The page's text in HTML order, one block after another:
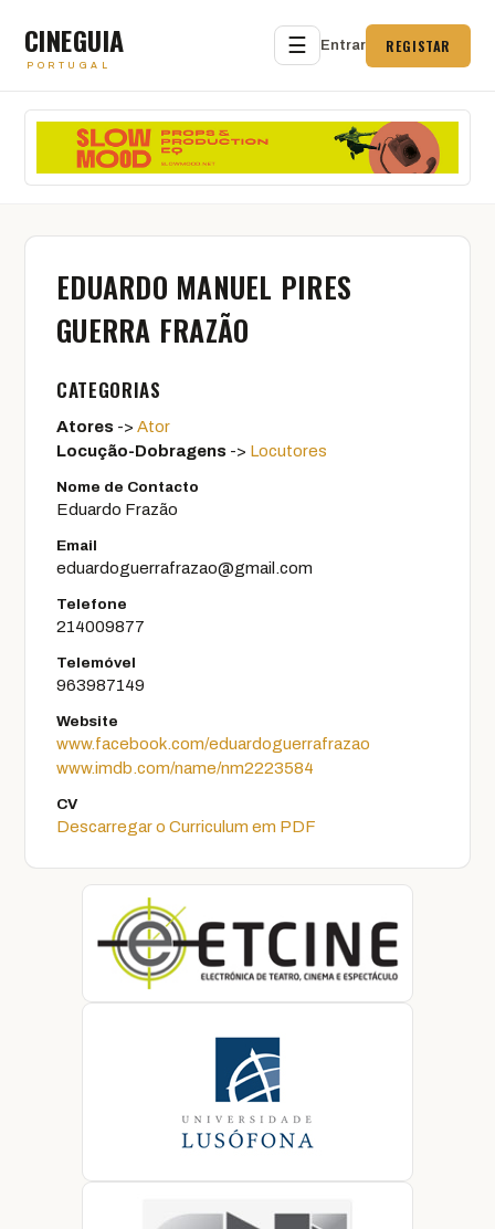
CINEGUIA
PORTUGAL
☰ Entrar REGISTAR
EDUARDO MANUEL PIRES
GUERRA FRAZÃO
CATEGORIAS
Atores -> Ator
Locução-Dobragens -> Locutores
Nome de Contacto
Eduardo Frazão
Email
eduardoguerrafrazao@gmail.com
Telefone
214009877
Telemóvel
963987149
Website
www.facebook.com/eduardoguerrafrazao
www.imdb.com/name/nm2223584
CV
Descarregar o Curriculum em PDF